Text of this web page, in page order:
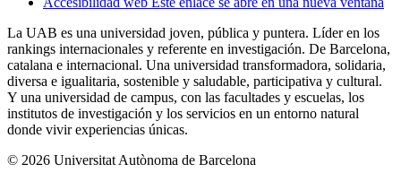
La UAB es una universidad joven, pública y puntera. Líder en los
rankings internacionales y referente en investigación. De Barcelona,
catalana e internacional. Una universidad transformadora, solidaria,
diversa e igualitaria, sostenible y saludable, participativa y cultural.
Y una universidad de campus, con las facultades y escuelas, los
institutos de investigación y los servicios en un entorno natural
donde vivir experiencias únicas.
© 2026 Universitat Autònoma de Barcelona